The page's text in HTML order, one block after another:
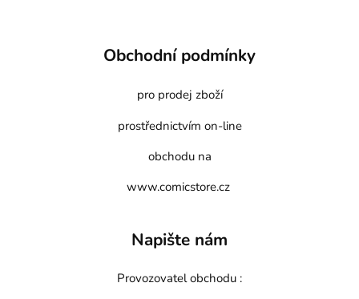
Obchodní podmínky
pro prodej zboží
prostřednictvím on-line
obchodu na
www.comicstore.cz
Napište nám
Provozovatel obchodu :